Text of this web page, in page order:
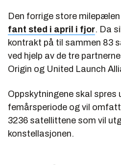
Den forrige store
fant sted i april i fjor. Da
kontrakt på til sammen 83
ved hjelp av de tre
Origin og United Launch
Oppskytningene skal spres
femårsperiode og vil
3236 satellittene som vil
konstellasjonen.